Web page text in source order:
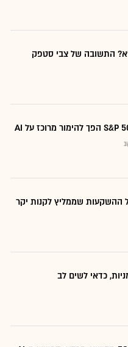
התשובה של צבי סטפק
מנהל ההשקעות שממליץ לקנות יקר
כדאי לשים לב